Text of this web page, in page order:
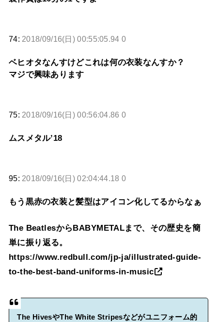
74: 2018/09/16(日) 00:55:05.94 0
ベヒオタなんすけどこれは何の衣装なんすか？
マジで興味あります
75: 2018/09/16(日) 00:56:04.86 0
ムスメタル’18
95: 2018/09/16(日) 02:04:44.18 0
もう黒赤の衣装と髪型はアイコン化してるからなぁ
The BeatlesからBABYMETALまで、その歴史を簡
単に振り返る。
https://www.redbull.com/jp-ja/illustrated-guide-
to-the-best-band-uniforms-in-music
The HivesやThe White Stripesなどがユニフォーム的